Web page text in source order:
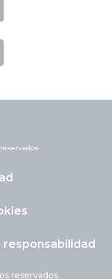
reservados